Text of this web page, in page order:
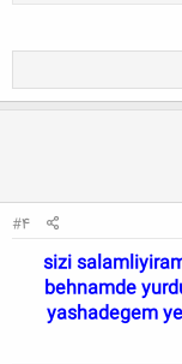
#4
sizi
behnamde
yashadegem